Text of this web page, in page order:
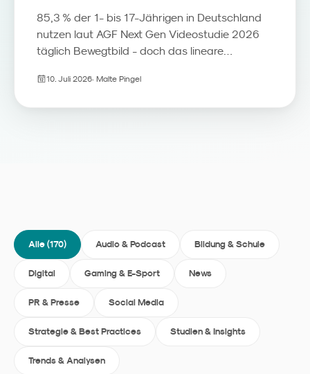
85,3 % der 1- bis 17-Jährigen in Deutschland
nutzen laut AGF Next Gen Videostudie 2026
täglich Bewegtbild - doch das lineare
Streaming, YouTube und Social Video
10. Juli 2026· Malte Pingel
Alle (170) Audio & Podcast Bildung & Schule
Digital Gaming & E-Sport News
PR & Presse Social Media
Strategie & Best Practices Studien & Insights
Trends & Analysen